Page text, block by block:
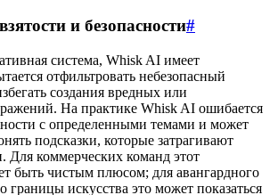
и безопасности#
система, Whisk AI имеет
отфильтровать небезопасный
создания вредных или
На практике Whisk AI ошибается
с определенными темами и может
подсказки, которые затрагивают
Для коммерческих команд этот
быть чистым плюсом; для авангардного
границы искусства это может показаться